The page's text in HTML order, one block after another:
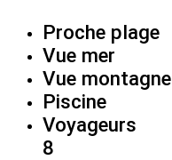
Proche plage
Vue mer
Vue montagne
Piscine
Voyageurs
8